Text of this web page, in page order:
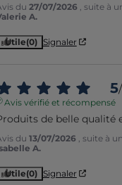
du 27/07/2026
, suite à
A.
Utile(0) Signaler
5/
Avis vérifié et récompensé
de belle qualité
du 13/07/2026
, suite à
A.
Utile(0) Signaler